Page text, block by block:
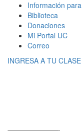
Información para
Biblioteca
Donaciones
Mi Portal UC
Correo
INGRESA A TU CLASE